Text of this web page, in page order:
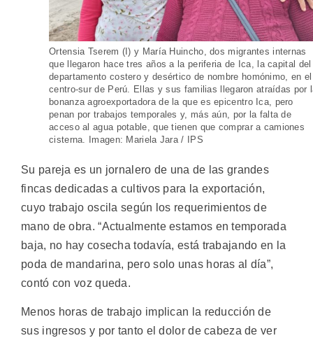
Ortensia Tserem (I) y María Huincho, dos migrantes internas
que llegaron hace tres años a la periferia de Ica, la capital del
departamento costero y desértico de nombre homónimo, en el
centro-sur de Perú. Ellas y sus familias llegaron atraídas por
bonanza agroexportadora de la que es epicentro Ica, pero
penan por trabajos temporales y, más aún, por la falta de
acceso al agua potable, que tienen que comprar a camiones
cisterna. Imagen: Mariela Jara / IPS
Su pareja es un jornalero de una de las grandes
fincas dedicadas a cultivos para la exportación,
cuyo trabajo oscila según los requerimientos de
mano de obra. “Actualmente estamos en temporada
baja, no hay cosecha todavía, está trabajando en la
poda de mandarina, pero solo unas horas al día”,
contó con voz queda.
Menos horas de trabajo implican la reducción de
sus ingresos y por tanto el dolor de cabeza de ver